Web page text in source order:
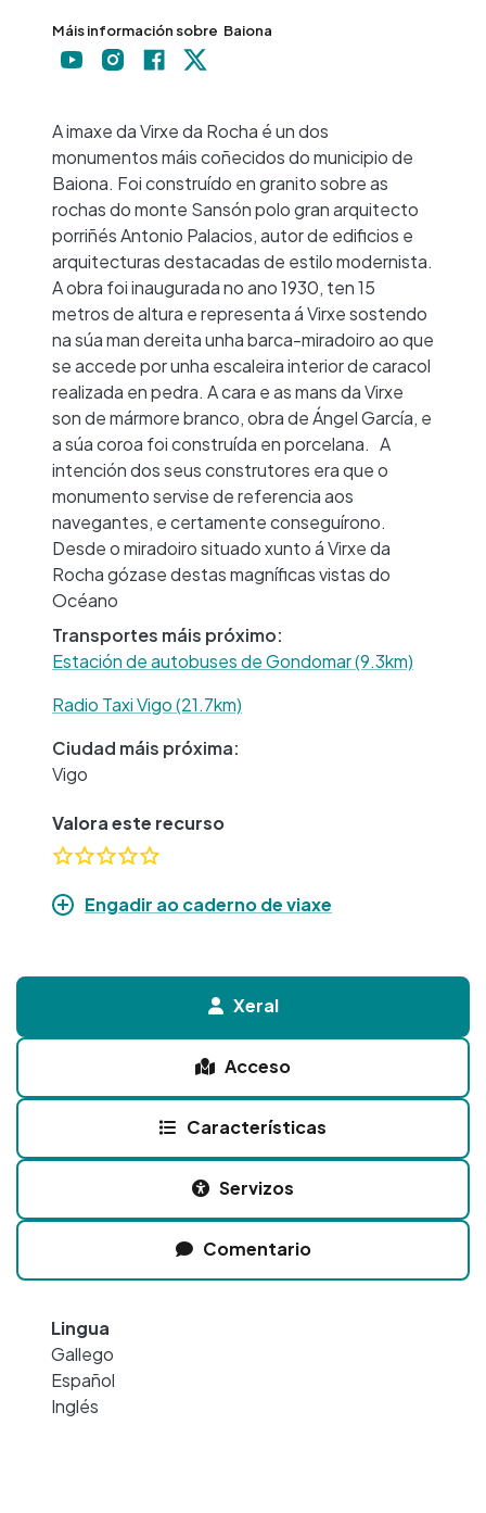
Máis información sobre Baiona
A imaxe da Virxe da Rocha é un dos
monumentos máis coñecidos do municipio de
Baiona. Foi construído en granito sobre as
rochas do monte Sansón polo gran arquitecto
porriñés Antonio Palacios, autor de edificios e
arquitecturas destacadas de estilo modernista.
A obra foi inaugurada no ano 1930, ten 15
metros de altura e representa á Virxe sostendo
na súa man dereita unha barca-miradoiro ao que
se accede por unha escaleira interior de caracol
realizada en pedra. A cara e as mans da Virxe
son de mármore branco, obra de Ángel García, e
a súa coroa foi construída en porcelana. A
intención dos seus construtores era que o
monumento servise de referencia aos
navegantes, e certamente conseguírono.
Desde o miradoiro situado xunto á Virxe da
Rocha gózase destas magníficas vistas do
Océano
Transportes máis próximo:
Estación de autobuses de Gondomar (9.3km)
Radio Taxi Vigo (21.7km)
Ciudad máis próxima:
Vigo
Valora este recurso
Engadir ao caderno de viaxe
Xeral
Acceso
Características
Servizos
Comentario
Lingua
Gallego
Español
Inglés